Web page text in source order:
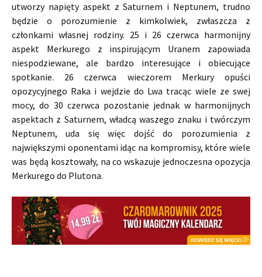
utworzy napięty aspekt z Saturnem i Neptunem, trudno
będzie o porozumienie z kimkolwiek, zwłaszcza z
członkami własnej rodziny. 25 i 26 czerwca harmonijny
aspekt Merkurego z inspirującym Uranem zapowiada
niespodziewane, ale bardzo interesujące i obiecujące
spotkanie. 26 czerwca wieczorem Merkury opuści
opozycyjnego Raka i wejdzie do Lwa tracąc wiele ze swej
mocy, do 30 czerwca pozostanie jednak w harmonijnych
aspektach z Saturnem, władcą waszego znaku i twórczym
Neptunem, uda się więc dojść do porozumienia z
największymi oponentami idąc na kompromisy, które wiele
was będą kosztowały, na co wskazuje jednoczesna opozycja
Merkurego do Plutona.